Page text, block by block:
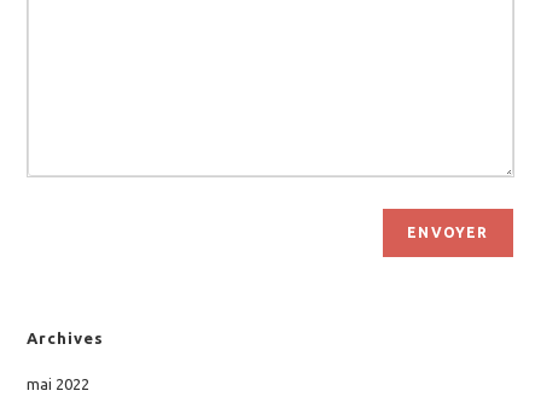
ENVOYER
Archives
mai 2022